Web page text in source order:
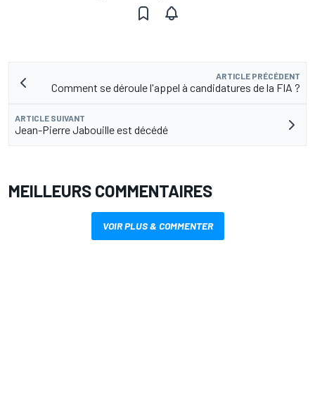
ARTICLE PRÉCÉDENT
Comment se déroule l'appel à candidatures de la FIA ?
ARTICLE SUIVANT
Jean-Pierre Jabouille est décédé
MEILLEURS COMMENTAIRES
VOIR PLUS & COMMENTER